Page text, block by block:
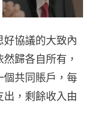
協議的大致內
歸各自所有，
個共同賬戶，每
，剩餘收入由